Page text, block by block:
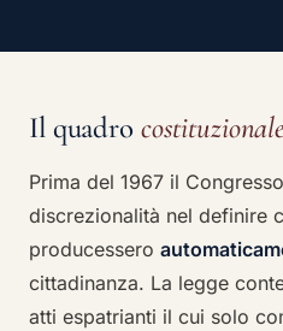
Il quadro
Prima del 1967 il
discrezionalità nel definire
producessero
cittadinanza. La legge
atti espatrianti il cui solo